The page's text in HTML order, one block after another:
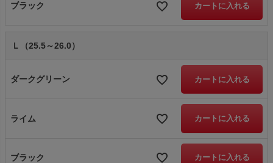
ブラック カートに入れる
Ｌ（25.5～26.0）
ダークグリーン カートに入れる
ライム カートに入れる
ブラック カートに入れる